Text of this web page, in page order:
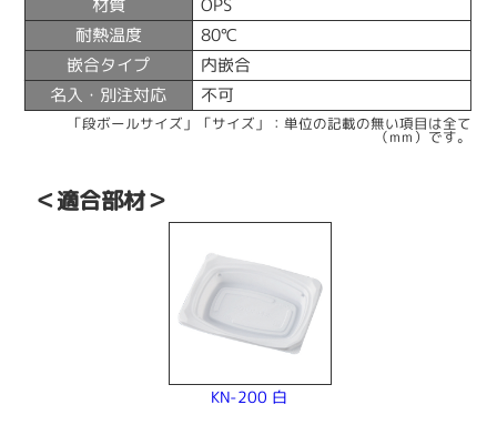
材質 OPS
耐熱温度 80℃
嵌合タイプ 内嵌合
名入・別注対応 不可
「段ボールサイズ」「サイズ」：単位の記載の無い項目は全て
（mm）です。
＜適合部材＞
KN-200 白